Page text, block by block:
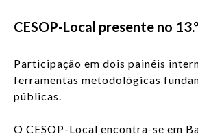
CESOP-Local presente no
Participação em dois painéis
ferramentas metodológicas
públicas.
O CESOP-Local encontra-se em